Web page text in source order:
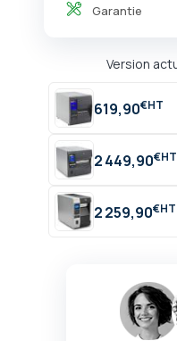
Garantie
Version
619,90€
2 449,90€
2 259,90€